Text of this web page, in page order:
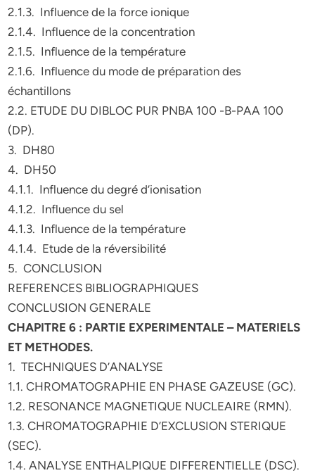
2.1.3. Influence de la force ionique
2.1.4. Influence de la concentration
2.1.5. Influence de la température
2.1.6. Influence du mode de préparation des
échantillons
2.2. ETUDE DU DIBLOC PUR PNBA 100 -B-PAA 100
(DP).
3. DH80
4. DH50
4.1.1. Influence du degré d’ionisation
4.1.2. Influence du sel
4.1.3. Influence de la température
4.1.4. Etude de la réversibilité
5. CONCLUSION
REFERENCES BIBLIOGRAPHIQUES
CONCLUSION GENERALE
CHAPITRE 6 : PARTIE EXPERIMENTALE – MATERIELS
ET METHODES.
1. TECHNIQUES D’ANALYSE
1.1. CHROMATOGRAPHIE EN PHASE GAZEUSE (GC).
1.2. RESONANCE MAGNETIQUE NUCLEAIRE (RMN).
1.3. CHROMATOGRAPHIE D’EXCLUSION STERIQUE
(SEC).
1.4. ANALYSE ENTHALPIQUE DIFFERENTIELLE (DSC).